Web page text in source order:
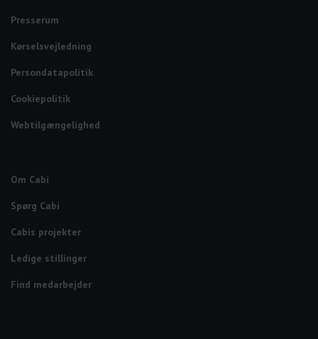
Presserum
Kørselsvejledning
Persondatapolitik
Cookiepolitik
Webtilgængelighed
Om Cabi
Spørg Cabi
Cabis projekter
Ledige stillinger
Find medarbejder